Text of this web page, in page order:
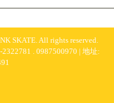
SKATE. All rights reserved.
. 0987500970 | 地址: